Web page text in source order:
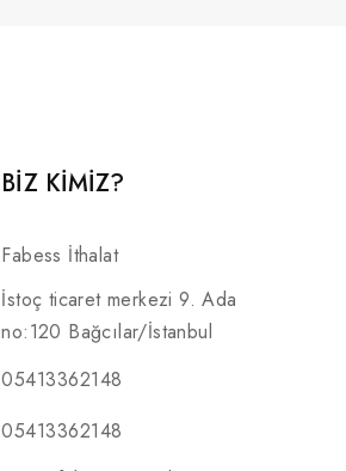
BİZ KİMİZ?
Fabess İthalat
İstoç ticaret merkezi 9. Ada
no:120 Bağcılar/İstanbul
05413362148
05413362148